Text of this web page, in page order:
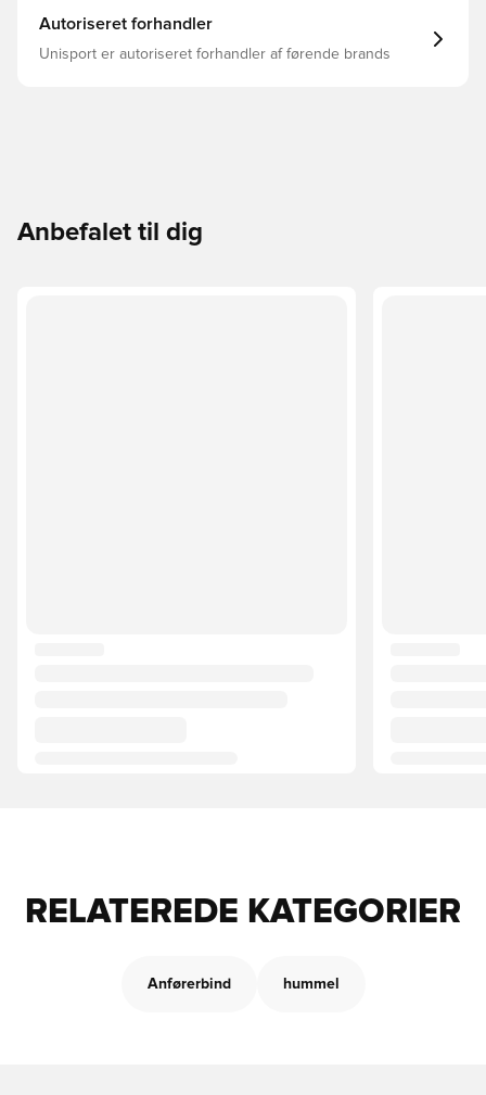
Autoriseret forhandler
Unisport er autoriseret forhandler af førende brands
Anbefalet til dig
RELATEREDE KATEGORIER
Anførerbind hummel